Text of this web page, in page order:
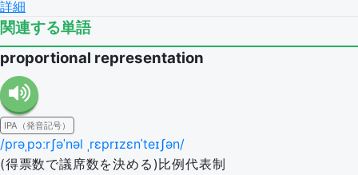
詳細
関連する単語
proportional representation
IPA（発音記号）
/prəˌpɔːrʃəˈnəl ˌrɛprɪzɛnˈteɪʃən/
(得票数で議席数を決める)比例代表制